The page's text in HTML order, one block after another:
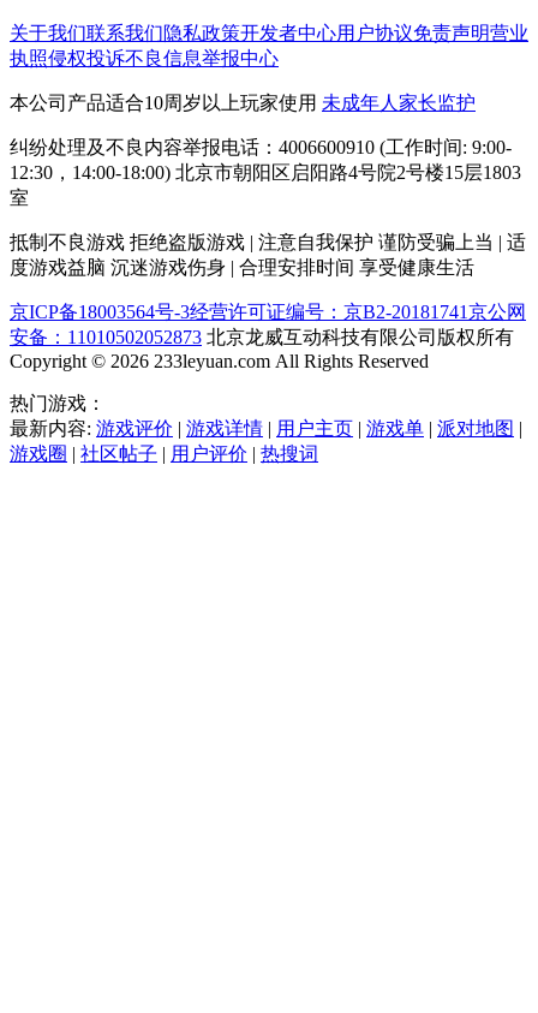
关于我们联系我们隐私政策开发者中心用户协议免责声明营业
执照侵权投诉不良信息举报中心
本公司产品适合10周岁以上玩家使用 未成年人家长监护
纠纷处理及不良内容举报电话：4006600910 (工作时间: 9:00-
12:30，14:00-18:00) 北京市朝阳区启阳路4号院2号楼15层1803
室
抵制不良游戏 拒绝盗版游戏 | 注意自我保护 谨防受骗上当 | 适
度游戏益脑 沉迷游戏伤身 | 合理安排时间 享受健康生活
京ICP备18003564号-3经营许可证编号：京B2-20181741京公网
安备：11010502052873 北京龙威互动科技有限公司版权所有
Copyright © 2026 233leyuan.com All Rights Reserved
热门游戏：
最新内容: 游戏评价 | 游戏详情 | 用户主页 | 游戏单 | 派对地图 |
游戏圈 | 社区帖子 | 用户评价 | 热搜词